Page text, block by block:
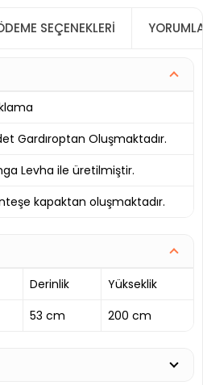
SEÇENEKLERI
Gardıroptan Oluşmaktadır.
Levha ile üretilmiştir.
kapaktan oluşmaktadır.
Derinlik
Yükseklik
53 cm 200 cm